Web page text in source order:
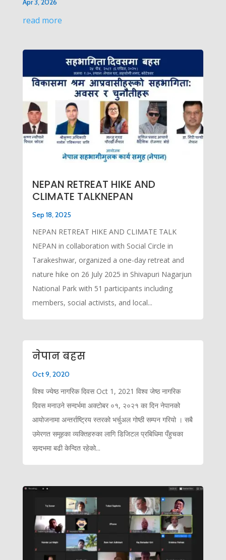
Apr 3, 2026
read more
NEPAN RETREAT HIKE AND
CLIMATE TALKNEPAN
Sep 18, 2025
NEPAN RETREAT HIKE AND CLIMATE TALK
NEPAN in collaboration with Social Circle in
Tarakeshwar, organized a one-day retreat and
nature hike on 26 July 2025 in Shivapuri Nagarjun
National Park with 51 participants including
members, social activists, and local...
नेपान बहस
Oct 9, 2020
विश्व ज्येष्ठ नागरिक दिवस Oct 1, 2021 विश्व जेष्ठ नागरिक
दिवस मनाउने सन्दर्भमा अक्टोबर ०१, २०२१ का दिन नेपानको
आयोजनामा अन्तर्राष्ट्रिय स्तरको भर्चुअल गोष्ठी सम्पन गरियो । सबै
उमेरगत समूहका व्यक्तिहरुका लागि डिजिटल प्रबिधिमा पँहुचका
सन्र्दभमा बढी केन्दित रहेको...